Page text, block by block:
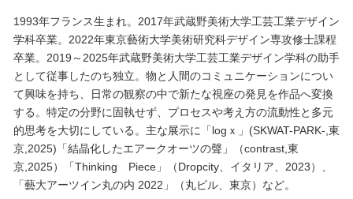
1993年フランス生まれ。2017年武蔵野美術大学工芸工業デザイン
学科卒業。2022年東京藝術大学美術研究科デザイン専攻修士課程
卒業。2019～2025年武蔵野美術大学工芸工業デザイン学科の助手
として従事したのち独立。物と人間のコミュニケーションについ
て興味を持ち、日常の観察の中で新たな視座の発見を作品へ変換
する。特定の分野に固執せず、プロセスや考え方の流動性と多元
的思考を大切にしている。主な展示に「logｘ」(SKWAT-PARK-,東
京,2025)「結晶化したエアークオーツの聲」（contrast,東
京,2025）「Thinking Piece」（Dropcity、イタリア、2023）、
「藝大アーツイン丸の内 2022」（丸ビル、東京）など。